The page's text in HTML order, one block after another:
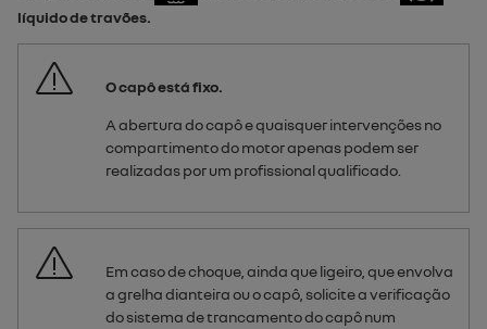
líquido de travões.
O capô está fixo.
A abertura do capô e quaisquer intervenções no
compartimento do motor apenas podem ser
realizadas por um profissional qualificado.
Em caso de choque, ainda que ligeiro, que envolva
a grelha dianteira ou o capô, solicite a verificação
do sistema de trancamento do capô num